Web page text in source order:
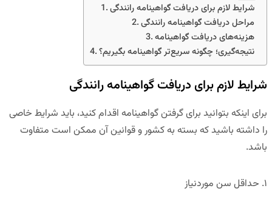
شرایط لازم برای دریافت گواهینامه رانندگی
مراحل دریافت گواهینامه رانندگی
هزینه‌های دریافت گواهینامه
نتیجه‌گیری؛ چگونه سریع‌تر گواهینامه بگیریم؟
شرایط لازم برای دریافت گواهینامه رانندگی
برای اینکه بتوانید برای گرفتن گواهینامه اقدام کنید، باید شرایط خاصی
را داشته باشید که بسته به کشور و قوانین آن ممکن است متفاوت
باشد.
۱. حداقل سن موردنیاز